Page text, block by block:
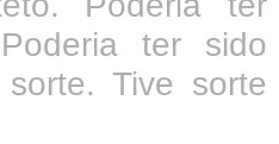
ter sido
Tive sorte